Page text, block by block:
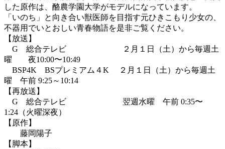
した原作は、酪農学園大学がモデルになっています。
「いのち」と向き合い獣医師を目指す元ひきこもり少女の、
不器用でいとおしい青春物語を是非ご覧ください。
【放送】
G 総合テレビ ２月１日（土）から毎週土
曜 夜10:00〜10:49
BSP4K BSプレミアム４K ２月１日（土）から毎週土
曜 午前 9:25～10:14
【再放送】
G 総合テレビ 翌週水曜 午前 0:35〜
1:24（火曜深夜）
【原作】
藤岡陽子
【脚本】